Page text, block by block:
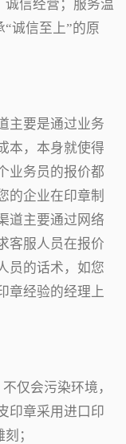
信经营；服务温
诚信至上”的原
主要是通过业务
本，本身就使得
业务员的报价都
的企业在印章制
道主要通过网络
客服人员在报价
员的话术，如您
章经验的经理上
仅会污染环境，
印章采用进口印
；